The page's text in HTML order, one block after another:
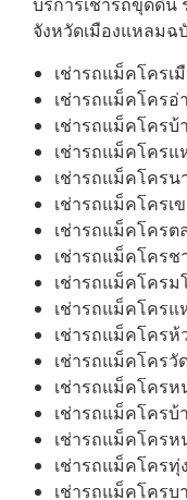
บริการเช่ารถขุดดิ
จังหวัดเมืองแหลมฉ
เช่ารถแม็คโครเ
เช่ารถแม็คโครอ่
เช่ารถแม็คโครบ้
เช่ารถแม็คโคร
เช่ารถแม็คโครน
เช่ารถแม็คโครเ
เช่ารถแม็คโครต
เช่ารถแม็คโครช
เช่ารถแม็คโครม
เช่ารถแม็คโคร
เช่ารถแม็คโครห้
เช่ารถแม็คโคร
เช่ารถแม็คโครห
เช่ารถแม็คโครบ้
เช่ารถแม็คโครห
เช่ารถแม็คโครทุ่
เช่ารถแม็คโครบ